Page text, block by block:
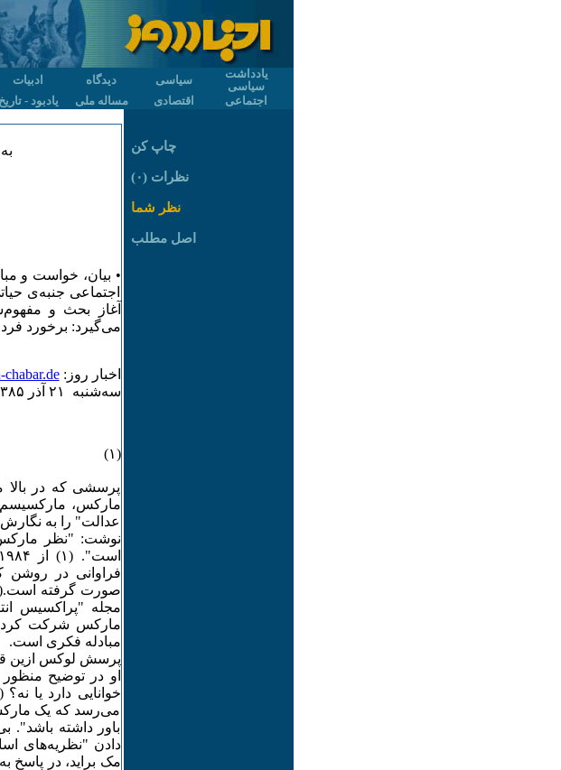
یادداشت
سیاسی
سیاسی دیدگاه ادبیات
اجتماعی
اقتصادی مساله ملی یادبود - تاریخ
• بیان، خواست و
اجتماعی جنبه‌ی
آغاز بحث و
می‌گیرد: برخورد
اخبار روز:
سه‌شنبه ۲۱ آذر ۱٣٨۵ - ۱۲ دسامبر ۲۰۰۶
(۱)
پرسشی که در بالا
عدالت" را به نگارش
نوشت: "نظر مارکس
فراوانی در
مجله "پراکسیس
مبادله فکری است.
پرسش لوکس ازین
او در توضیح
می‌رسد که یک
باور داشته باشد".
دادن "نظریه‌های
مک براید، در پاسخ
چاپ کن
نظرات (۰)
نظر شما
اصل مطلب